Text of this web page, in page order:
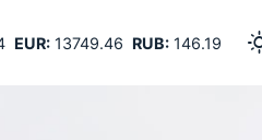
EUR:13749.46 RUB:146.19